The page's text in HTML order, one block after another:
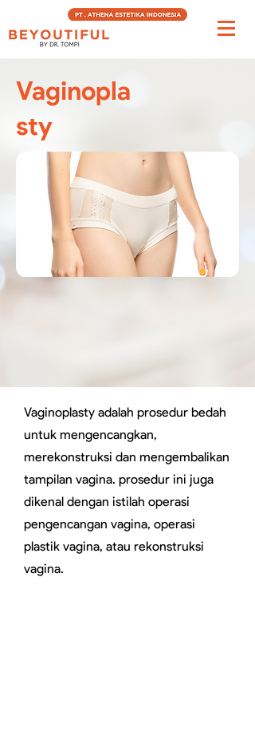
Vaginopla
sty
Vaginoplasty adalah prosedur bedah
untuk mengencangkan,
merekonstruksi dan mengembalikan
tampilan vagina. prosedur ini juga
dikenal dengan istilah operasi
pengencangan vagina, operasi
plastik vagina, atau rekonstruksi
vagina.